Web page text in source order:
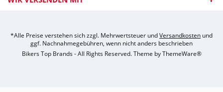
*Alle Preise verstehen sich zzgl. Mehrwertsteuer undVersandkosten und
ggf. Nachnahmegebühren, wenn nicht anders beschrieben
Bikers Top Brands - All Rights Reserved. Theme byThemeWare®